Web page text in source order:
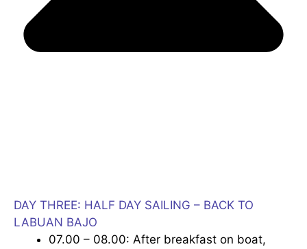
DAY THREE: HALF DAY SAILING – BACK TO
LABUAN BAJO
07.00 – 08.00: After breakfast on boat,